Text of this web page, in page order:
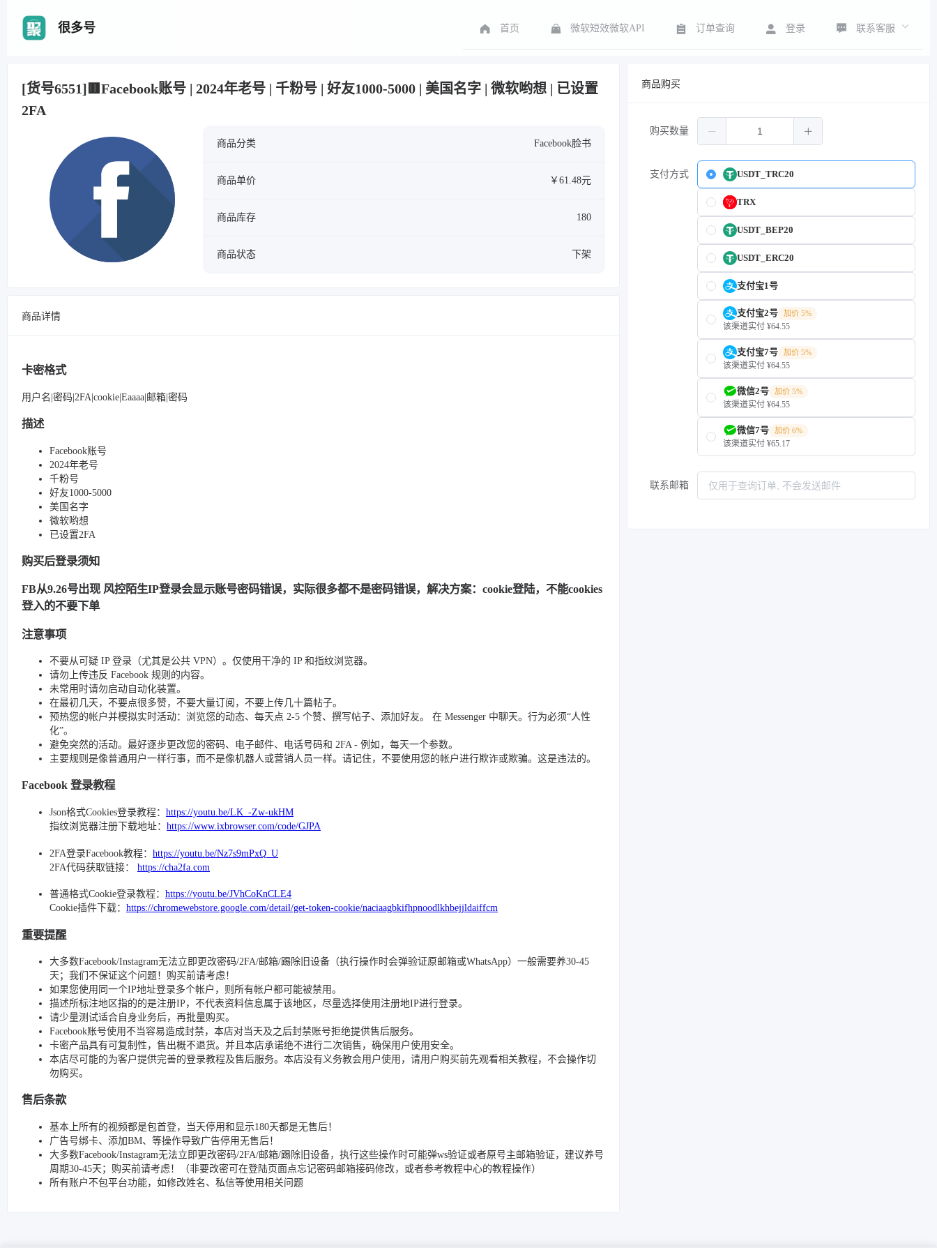
很多号 首页 微软短效微软API 订单查询 登录 联系客服
[货号6551]🟥Facebook账号 | 2024年老号 | 千粉号 | 好友1000-5000 | 美国名字 | 微软哟想 | 已设置
2FA
商品分类 Facebook脸书
商品单价 ￥61.48元
商品库存 180
商品状态 下架
商品详情
卡密格式
用户名|密码|2FA|cookie|Eaaaa|邮箱|密码
描述
Facebook账号
2024年老号
千粉号
好友1000-5000
美国名字
微软哟想
已设置2FA
购买后登录须知
FB从9.26号出现 风控陌生IP登录会显示账号密码错误，实际很多都不是密码错误，解决方案：cookie登陆，不能cookies
登入的不要下单
注意事项
不要从可疑 IP 登录（尤其是公共 VPN）。仅使用干净的 IP 和指纹浏览器。
请勿上传违反 Facebook 规则的内容。
未常用时请勿启动自动化装置。
在最初几天，不要点很多赞，不要大量订阅，不要上传几十篇帖子。
预热您的帐户并模拟实时活动：浏览您的动态、每天点 2-5 个赞、撰写帖子、添加好友。 在 Messenger 中聊天。行为必须“人性
化”。
避免突然的活动。最好逐步更改您的密码、电子邮件、电话号码和 2FA - 例如，每天一个参数。
主要规则是像普通用户一样行事，而不是像机器人或营销人员一样。请记住，不要使用您的帐户进行欺诈或欺骗。这是违法的。
Facebook 登录教程
Json格式Cookies登录教程： https://youtu.be/LK_-Zw-ukHM
指纹浏览器注册下载地址： https://www.ixbrowser.com/code/GJPA
2FA登录Facebook教程： https://youtu.be/Nz7s9mPxQ_U
2FA代码获取链接： https://cha2fa.com
普通格式Cookie登录教程： https://youtu.be/JVhCoKnCLE4
Cookie插件下载： https://chromewebstore.google.com/detail/get-token-cookie/naciaagbkifhpnoodlkhbejjldaiffcm
重要提醒
大多数Facebook/Instagram无法立即更改密码/2FA/邮箱/踢除旧设备（执行操作时会弹验证原邮箱或WhatsApp）一般需要养30-45
天；我们不保证这个问题！购买前请考虑！
如果您使用同一个IP地址登录多个帐户，则所有帐户都可能被禁用。
描述所标注地区指的的是注册IP，不代表资料信息属于该地区，尽量选择使用注册地IP进行登录。
请少量测试适合自身业务后，再批量购买。
Facebook账号使用不当容易造成封禁，本店对当天及之后封禁账号拒绝提供售后服务。
卡密产品具有可复制性，售出概不退货。并且本店承诺绝不进行二次销售，确保用户使用安全。
本店尽可能的为客户提供完善的登录教程及售后服务。本店没有义务教会用户使用，请用户购买前先观看相关教程，不会操作切
勿购买。
售后条款
基本上所有的视频都是包首登，当天停用和显示180天都是无售后！
广告号绑卡、添加BM、等操作导致广告停用无售后！
大多数Facebook/Instagram无法立即更改密码/2FA/邮箱/踢除旧设备，执行这些操作时可能弹ws验证或者原号主邮箱验证，建议养号
周期30-45天；购买前请考虑！（非要改密可在登陆页面点忘记密码邮箱接码修改，或者参考教程中心的教程操作）
所有账户不包平台功能，如修改姓名、私信等使用相关问题
商品购买
购买数量
支付方式 USDT_TRC20
TRX
USDT_BEP20
USDT_ERC20
支付宝1号
支付宝2号 加价 5%
该渠道实付 ¥64.55
支付宝7号 加价 5%
该渠道实付 ¥64.55
微信2号 加价 5%
该渠道实付 ¥64.55
微信7号 加价 6%
该渠道实付 ¥65.17
联系邮箱